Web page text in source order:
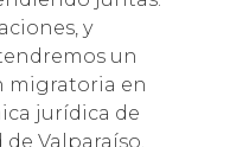
y
un
migratoria en
jurídica de
Valparaíso.